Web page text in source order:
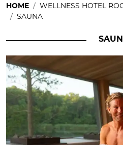
HOME
WELLNESS HOTEL
SAUNA